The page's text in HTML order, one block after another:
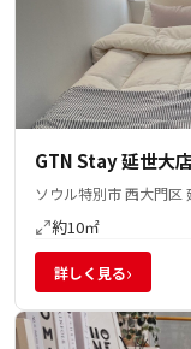
GTN Stay 延世大
ソウル特別市 西大門区
約10㎡
詳しく見る›